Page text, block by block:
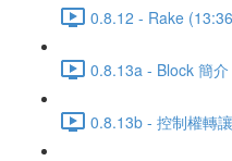
0.8.12 - Rake
0.8.13a - Block 簡
0.8.13b - 控制權轉